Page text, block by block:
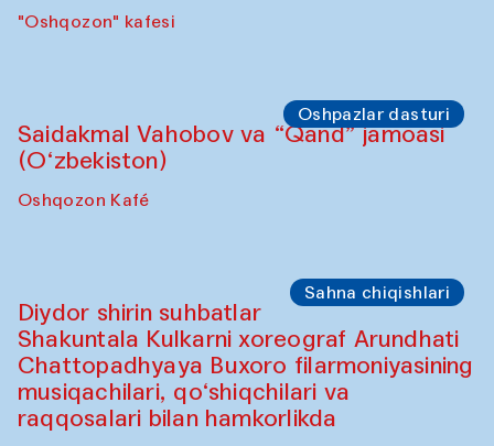
"Oshqozon" kafesi
Oshpazlar dasturi
Saidakmal Vahobov va “Qand” jamoasi
(O‘zbekiston)
Oshqozon Kafé
Sahna chiqishlari
Diydor shirin suhbatlar
Shakuntala Kulkarni xoreograf Arundhati
Chattopadhyaya Buxoro filarmoniyasining
musiqachilari, qo‘shiqchilari va
raqqosalari bilan hamkorlikda